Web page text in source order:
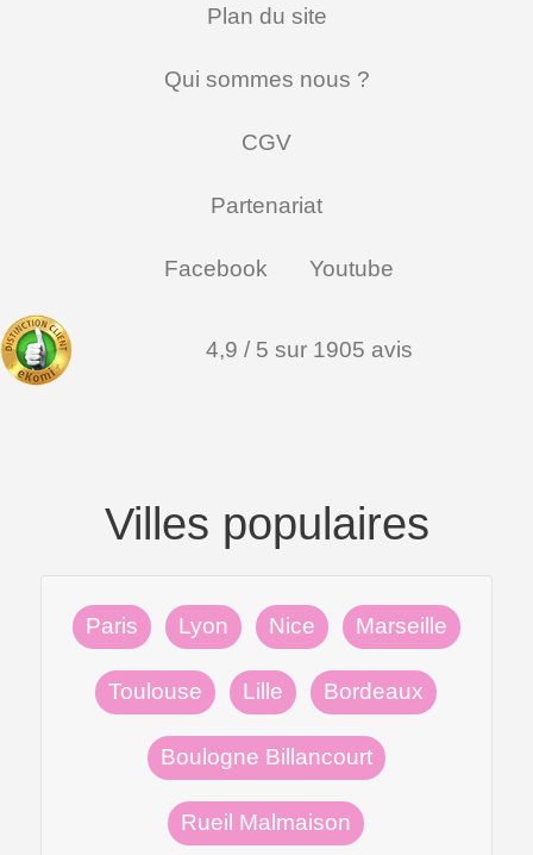
Plan du site
Qui sommes nous ?
CGV
Partenariat
Facebook Youtube
4,9 / 5 sur 1905 avis
Villes populaires
Paris Lyon Nice Marseille
Toulouse Lille Bordeaux
Boulogne Billancourt
Rueil Malmaison